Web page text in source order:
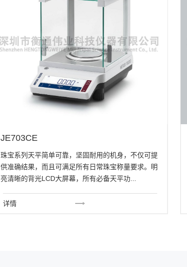
珠宝系列天平简单可靠，坚固耐用的机身，不仅可提
亮清晰的背光LCD大屏幕，所有必备天平功...
详情